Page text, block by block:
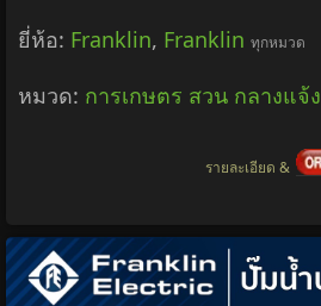
ยี่ห้อ: Franklin, Franklin ทุกหมวด
หมวด: การเกษตร สวน กลางแจ้ง
รายละเอียด &